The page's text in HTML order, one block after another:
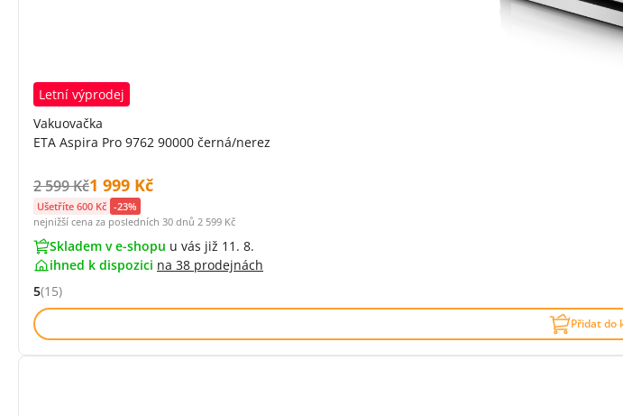
Letní výprodej
Vakuovačka
ETA Aspira Pro 9762 90000 černá/nerez
Původní cena s DPH:
2 599 KčCena s DPH:
1 999 Kč
Ušetříte 600 Kč -23%
nejnižší cena za posledních 30 dnů 2 599 Kč
Skladem v e-shopu u vás již 11. 8.
ihned k dispozici na 38 prodejnách
Hodnocení: 5 z 5 (15 recenzí)
5(15)
Přidat do